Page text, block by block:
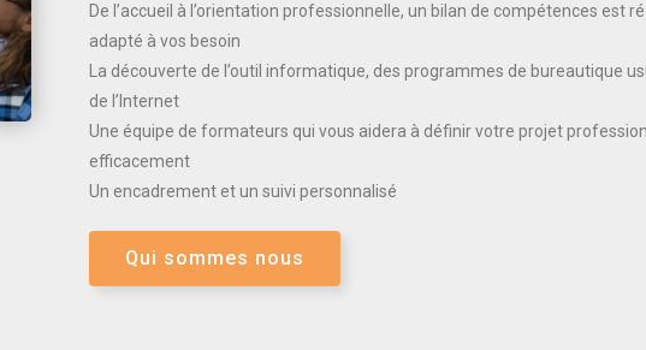
De l’accueil à l’orientation professionnelle, un bilan de compétences est
adapté à vos besoin
La découverte de l’outil informatique, des programmes de bureautique
de l’Internet
Une équipe de formateurs qui vous aidera à définir votre projet
efficacement
Un encadrement et un suivi personnalisé
Qui sommes nous